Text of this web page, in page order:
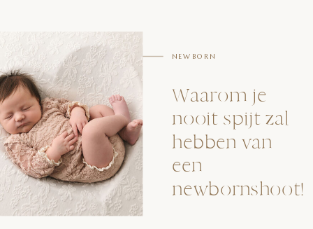
Waarom je
nooit spijt zal
hebben van
een
newbornshoot!
NEWBORN